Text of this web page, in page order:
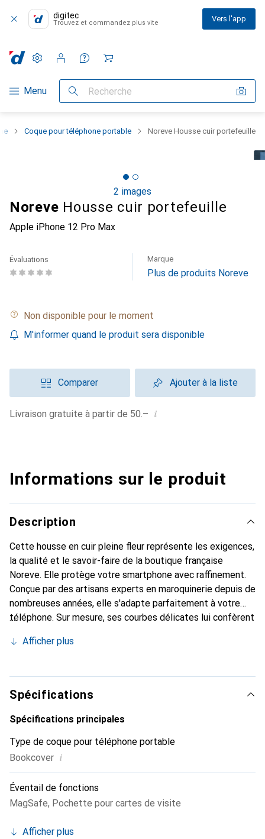
digitec
Trouvez et commandez plus vite Vers l'app
Navigation par catégorie
Menu Recherche
Paramètres
Compte client
Listes de comparaison
Listes d'envies
Panier
Coque pour téléphone portable Noreve Housse cuir portefeuille
2 images
Noreve Housse cuir portefeuille
Apple iPhone 12 Pro Max
Évaluations Marque
Plus de produits Noreve
Non disponible pour le moment
M'informer quand le produit sera disponible
Comparer Ajouter à la liste
Livraison gratuite à partir de 50.– i
Informations sur le produit
Description
Cette housse en cuir pleine fleur représente les exigences,
la qualité et le savoir-faire de la boutique française
Noreve. Elle protège votre smartphone avec raffinement.
Conçue par des artisans experts en maroquinerie depuis de
nombreuses années, elle s'adapte parfaitement à votre
téléphone. Sur mesure, ses courbes délicates lui confèrent
chic et essentiel de votre smartphone. Reconnaissable à
marque Noreve est un choix sûr pour une clientèle
exigeante.
Afficher plus
Spécifications
Spécifications principales
Type de coque pour téléphone portable
Bookcover i
Éventail de fonctions
MagSafe, Pochette pour cartes de visite
Afficher plus